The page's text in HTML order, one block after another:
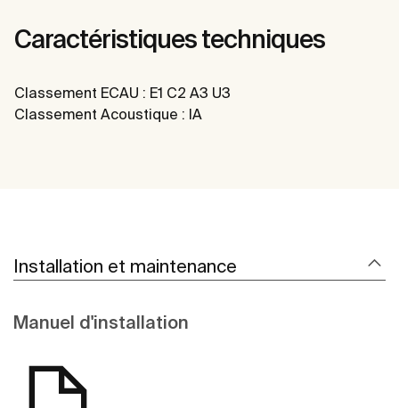
Caractéristiques techniques
Classement ECAU : E1 C2 A3 U3
Classement Acoustique : IA
Installation et maintenance
Manuel d'installation